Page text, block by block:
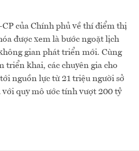
của Chính phủ về thí điểm thị
được xem là bước ngoặt lịch
gian phát triển mới. Cùng
triển khai, các chuyên gia cho
nguồn lực từ 21 triệu người sở
với quy mô ước tính vượt 200 tỷ